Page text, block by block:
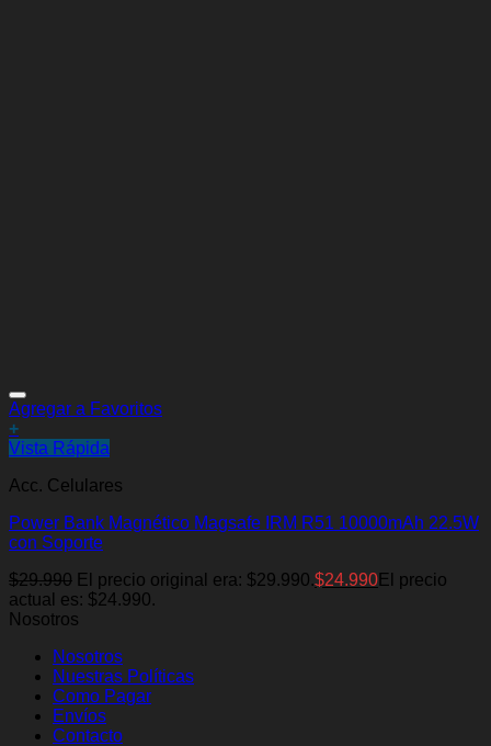
Agregar a Favoritos
+
Vista Rápida
Acc. Celulares
Power Bank Magnético Magsafe IRM R51 10000mAh 22.5W
con Soporte
$29.990 El precio original era: $29.990.$24.990El precio
actual es: $24.990.
Nosotros
Nosotros
Nuestras Políticas
Como Pagar
Envíos
Contacto